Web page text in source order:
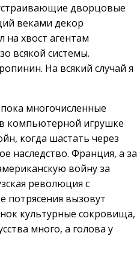
дворцовые
веками декор
на хвост агентам
всякой системы.
На всякий случай я
многочисленные
в компьютерной игрушке
когда шастать через
наследство. Франция, а за
войну за
революция с
вызовут
культурные сокровища,
много, а голова у